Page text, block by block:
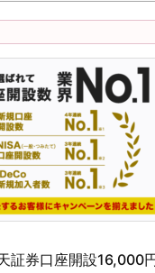
証券口座開設16,000